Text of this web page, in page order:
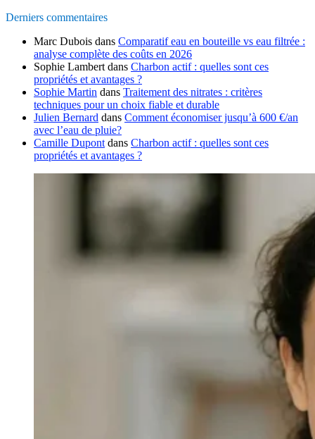
Derniers commentaires
Marc Dubois dans Comparatif eau en bouteille vs eau filtrée :
analyse complète des coûts en 2026
Sophie Lambert dans Charbon actif : quelles sont ces
propriétés et avantages ?
Sophie Martin dans Traitement des nitrates : critères
techniques pour un choix fiable et durable
Julien Bernard dans Comment économiser jusqu’à 600 €/an
avec l’eau de pluie?
Camille Dupont dans Charbon actif : quelles sont ces
propriétés et avantages ?